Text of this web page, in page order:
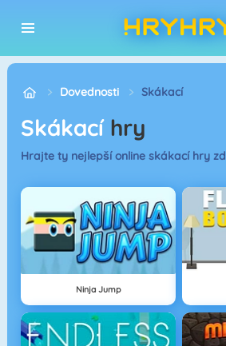
Dovednosti Skákací
Skákací hry
Hrajte ty nejlepší online skákací hry
Ninja Jump